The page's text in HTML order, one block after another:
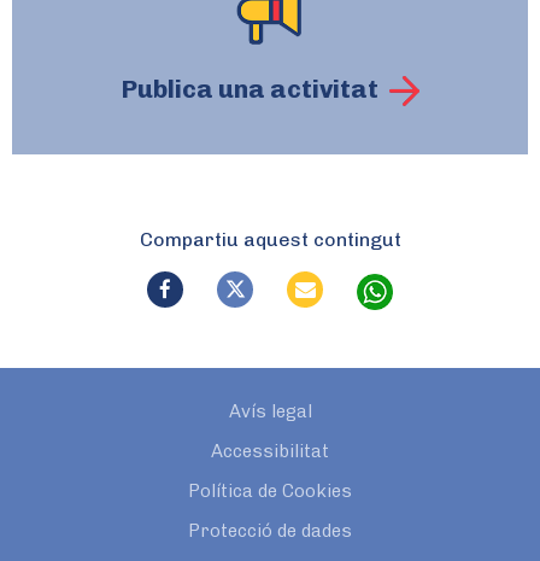
Publica una activitat
Compartiu aquest contingut
Avís legal
Accessibilitat
Política de Cookies
Protecció de dades